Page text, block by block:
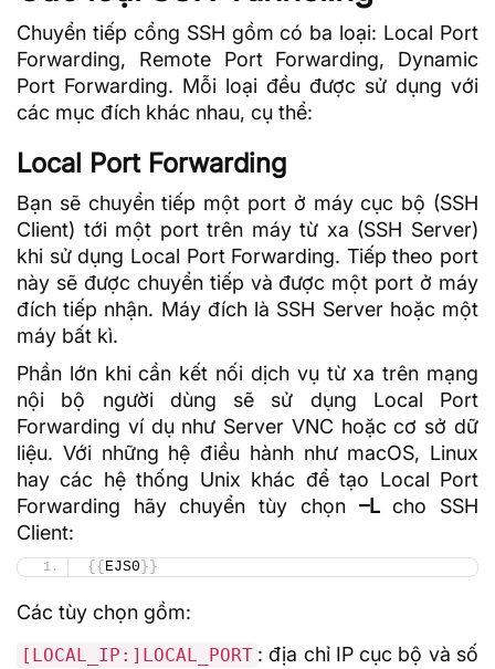
Chuyển tiếp cổng SSH gồm có ba loại: Local Port
Forwarding, Remote Port Forwarding, Dynamic
Port Forwarding. Mỗi loại đều được sử dụng với
các mục đích khác nhau, cụ thể:
Local Port Forwarding
Bạn sẽ chuyển tiếp một port ở máy cục bộ (SSH
Client) tới một port trên máy từ xa (SSH Server)
khi sử dụng Local Port Forwarding. Tiếp theo port
này sẽ được chuyển tiếp và được một port ở máy
đích tiếp nhận. Máy đích là SSH Server hoặc một
máy bất kì.
Phần lớn khi cần kết nối dịch vụ từ xa trên mạng
nội bộ người dùng sẽ sử dụng Local Port
Forwarding ví dụ như Server VNC hoặc cơ sở dữ
liệu. Với những hệ điều hànhnhư macOS, Linux
hay các hệ thống Unix khác để tạo Local Port
Forwarding hãy chuyển tùy chọn –Lcho SSH
Client:
{{ EJS0 }}
Các tùy chọn gồm:
[LOCAL_IP:]LOCAL_PORT :địa chỉ IPcục bộ và số